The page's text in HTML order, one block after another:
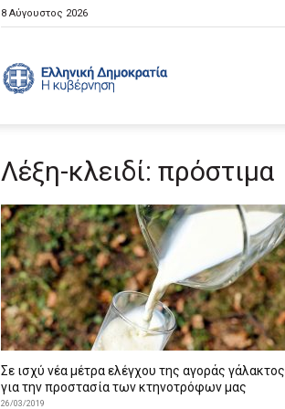
8 Αύγουστος 2026
Κυβέρνηση
Λέξη-κλειδί: πρόστιμα
Σε ισχύ νέα μέτρα ελέγχου της αγοράς γάλακτος
για την προστασία των κτηνοτρόφων μας
26/03/2019